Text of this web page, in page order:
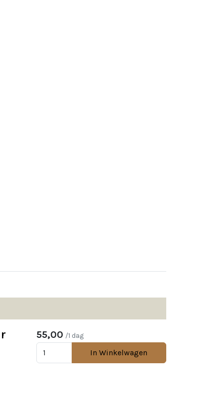
55,00 /1 dag
In Winkelwagen